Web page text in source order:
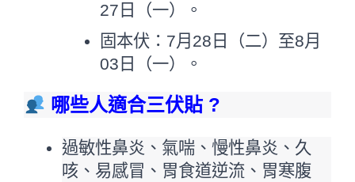
27日（一）。
固本伏：7月28日（二）至8月
03日（一）。
哪些人適合三伏貼 ?
過敏性鼻炎、氣喘、慢性鼻炎、久
咳、易感冒、胃食道逆流、胃寒腹